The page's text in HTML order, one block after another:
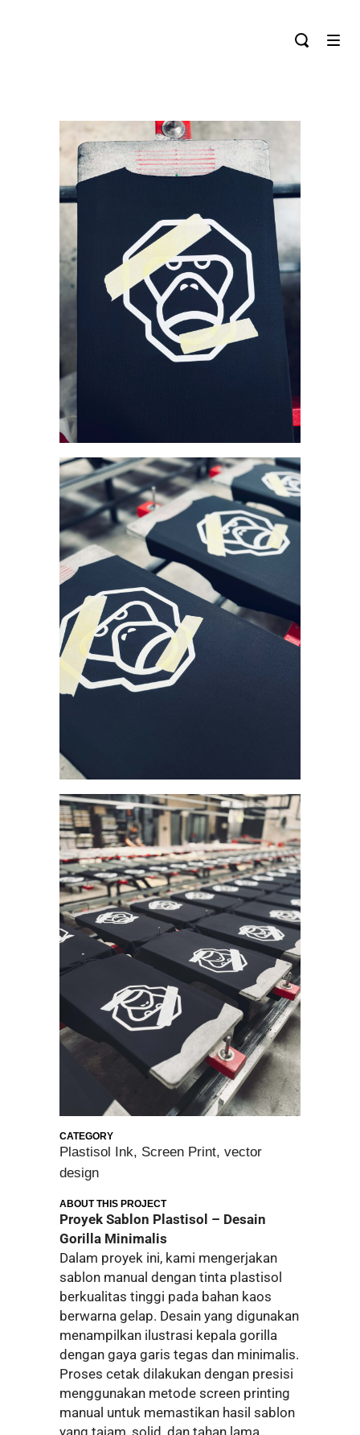
CATEGORY
Plastisol Ink, Screen Print, vector
design
ABOUT THIS PROJECT
Proyek Sablon Plastisol – Desain
Gorilla Minimalis
Dalam proyek ini, kami mengerjakan
sablon manual dengan tinta plastisol
berkualitas tinggi pada bahan kaos
berwarna gelap. Desain yang digunakan
menampilkan ilustrasi kepala gorilla
dengan gaya garis tegas dan minimalis.
Proses cetak dilakukan dengan presisi
menggunakan metode screen printing
manual untuk memastikan hasil sablon
yang tajam, solid, dan tahan lama.